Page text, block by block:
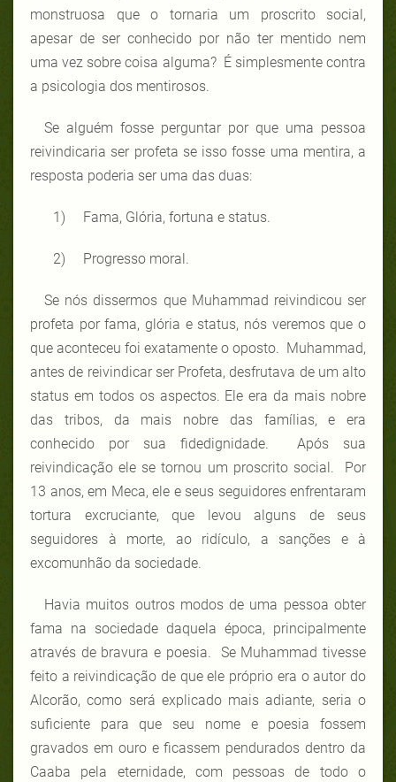
monstruosa que o tornaria um proscrito social,
apesar de ser conhecido por não ter mentido nem
uma vez sobre coisa alguma? É simplesmente contra
a psicologia dos mentirosos.
Se alguém fosse perguntar por que uma pessoa
reivindicaria ser profeta se isso fosse uma mentira, a
resposta poderia ser uma das duas:
1) Fama, Glória, fortuna e status.
2) Progresso moral.
Se nós dissermos que Muhammad reivindicou ser
profeta por fama, glória e status, nós veremos que o
que aconteceu foi exatamente o oposto. Muhammad,
antes de reivindicar ser Profeta, desfrutava de um alto
status em todos os aspectos. Ele era da mais nobre
das tribos, da mais nobre das famílias, e era
conhecido por sua fidedignidade.
Após sua
reivindicação ele se tornou um proscrito social. Por
13 anos, em Meca, ele e seus seguidores enfrentaram
tortura excruciante, que levou alguns de seus
seguidores à morte, ao ridículo, a sanções e à
excomunhão da sociedade.
Havia muitos outros modos de uma pessoa obter
fama na sociedade daquela época, principalmente
através de bravura e poesia. Se Muhammad tivesse
feito a reivindicação de que ele próprio era o autor do
Alcorão, como será explicado mais adiante, seria o
suficiente para que seu nome e poesia fossem
gravados em ouro e ficassem pendurados dentro da
Caaba pela eternidade, com pessoas de todo o